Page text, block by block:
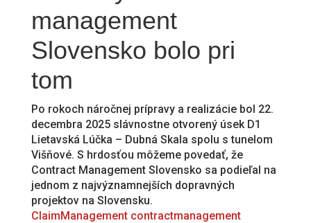
management
Slovensko bolo pri
tom
Po rokoch náročnej prípravy a realizácie bol 22.
decembra 2025 slávnostne otvorený úsek D1
Lietavská Lúčka – Dubná Skala spolu s tunelom
Višňové. S hrdosťou môžeme povedať, že
Contract Management Slovensko sa podieľal na
jednom z najvýznamnejších dopravných
projektov na Slovensku.
ClaimManagement contractmanagement